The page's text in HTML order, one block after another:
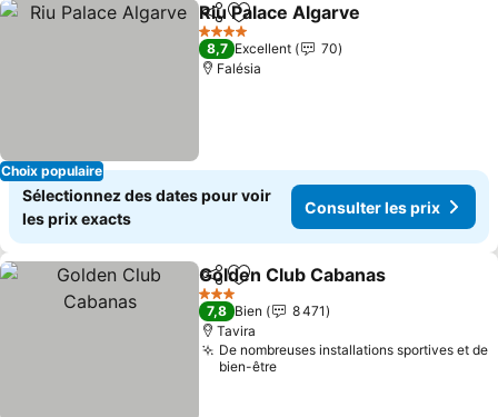
Choix populaire
PartagerAjouter à mes favoris
Riu Palace Algarve
4 Étoiles
8,7 Excellent
70
Falésia
Sélectionnez des dates pour voir
les prix exacts
Consulter les prix
PartagerAjouter à mes favoris
Golden Club Cabanas
3 Étoiles
7,8 Bien
8 471
Tavira
De nombreuses installations sportives et de
bien-être